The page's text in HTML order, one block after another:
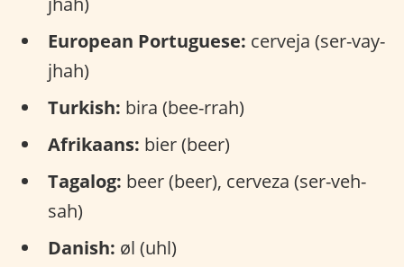
European Portuguese: cerveja (ser-vay-
jhah)
Turkish: bira (bee-rrah)
Afrikaans: bier (beer)
Tagalog: beer (beer), cerveza (ser-veh-
sah)
Danish: øl (uhl)